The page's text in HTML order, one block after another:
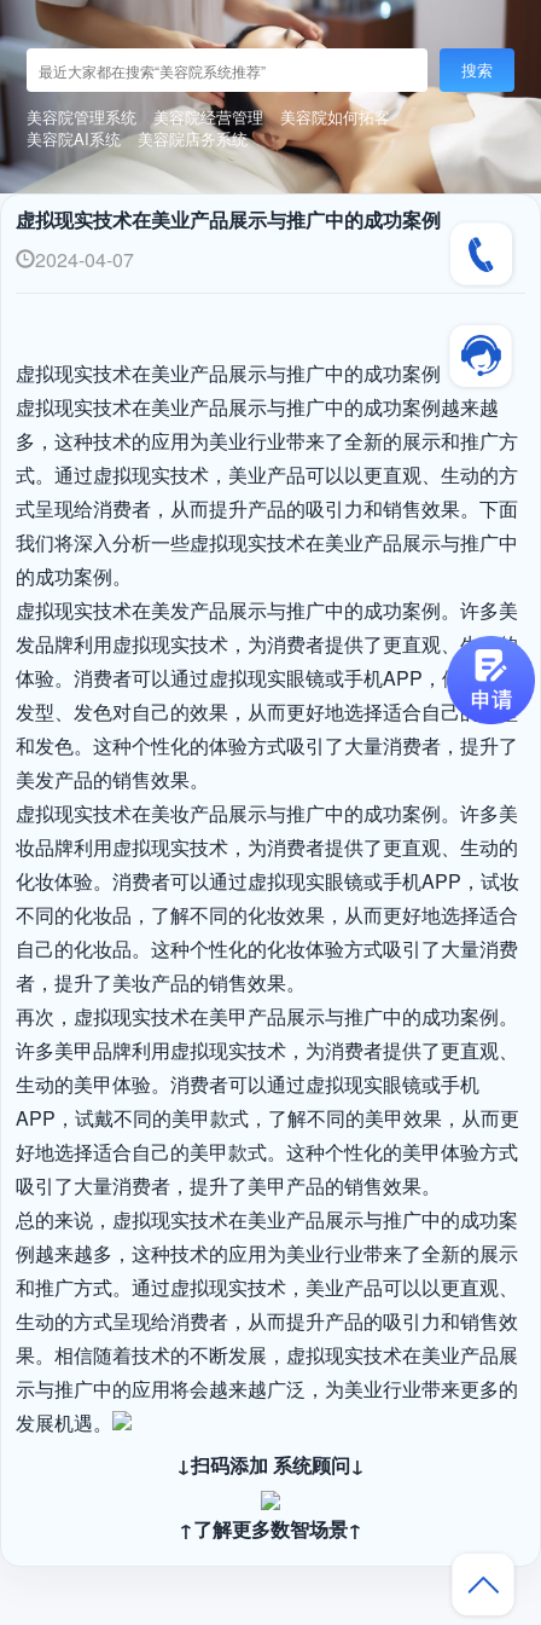
搜索
美容院管理系统 美容院经营管理
美容院如何拓客
美容院AI系统
美容院店务系统
虚拟现实技术在美业产品展示与推广中的成功案例
2024-04-07
虚拟现实技术在美业产品展示与推广中的成功案例
虚拟现实技术在美业产品展示与推广中的成功案例越来越
多，这种技术的应用为美业行业带来了全新的展示和推广方
式。通过虚拟现实技术，美业产品可以以更直观、生动的方
式呈现给消费者，从而提升产品的吸引力和销售效果。下面
我们将深入分析一些虚拟现实技术在美业产品展示与推广中
的成功案例。
虚拟现实技术在美发产品展示与推广中的成功案例。许多美
发品牌利用虚拟现实技术，为消费者提供了更直观、生动的
体验。消费者可以通过虚拟现实眼镜或手机APP，体验不同
发型、发色对自己的效果，从而更好地选择适合自己的发型
和发色。这种个性化的体验方式吸引了大量消费者，提升了
美发产品的销售效果。
虚拟现实技术在美妆产品展示与推广中的成功案例。许多美
妆品牌利用虚拟现实技术，为消费者提供了更直观、生动的
化妆体验。消费者可以通过虚拟现实眼镜或手机APP，试妆
不同的化妆品，了解不同的化妆效果，从而更好地选择适合
自己的化妆品。这种个性化的化妆体验方式吸引了大量消费
者，提升了美妆产品的销售效果。
再次，虚拟现实技术在美甲产品展示与推广中的成功案例。
许多美甲品牌利用虚拟现实技术，为消费者提供了更直观、
生动的美甲体验。消费者可以通过虚拟现实眼镜或手机
APP，试戴不同的美甲款式，了解不同的美甲效果，从而更
好地选择适合自己的美甲款式。这种个性化的美甲体验方式
吸引了大量消费者，提升了美甲产品的销售效果。
总的来说，虚拟现实技术在美业产品展示与推广中的成功案
例越来越多，这种技术的应用为美业行业带来了全新的展示
和推广方式。通过虚拟现实技术，美业产品可以以更直观、
生动的方式呈现给消费者，从而提升产品的吸引力和销售效
果。相信随着技术的不断发展，虚拟现实技术在美业产品展
示与推广中的应用将会越来越广泛，为美业行业带来更多的
发展机遇。
↓扫码添加 系统顾问↓
↑了解更多数智场景↑